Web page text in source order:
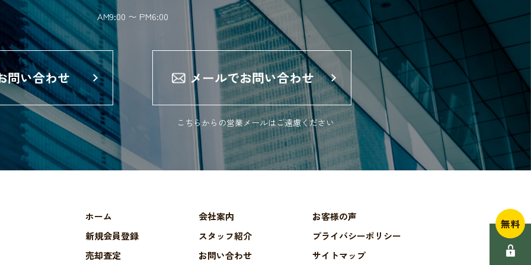
AM9:00 〜 PM6:00
問い合わせ メールでお問い合わせ
こちらからの営業メールはご遠慮ください
ホーム
新規会員登録
売却査定
会社案内
スタッフ紹介
お問い合わせ
お客様の声
プライバシーポリシー
サイトマップ
無料